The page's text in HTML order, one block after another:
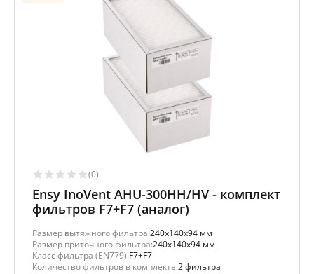
(0)
Ensy InoVent AHU-300HH/HV - комплект
фильтров F7+F7 (аналог)
Размер вытяжного фильтра:240x140x94 мм
Размер приточного фильтра:240x140x94 мм
Класс фильтра (EN779):F7+F7
Количество фильтров в комплекте:2 фильтра